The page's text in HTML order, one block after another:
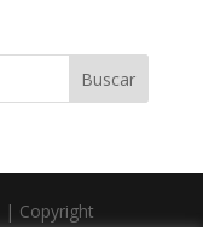
| Copyright